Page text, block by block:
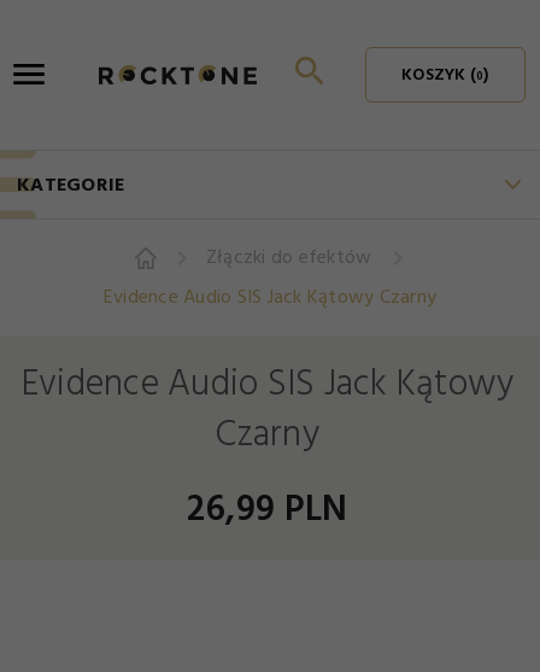
KOSZYK (0)
KATEGORIE
Złączki do efektów
Evidence Audio SIS Jack Kątowy Czarny
Evidence Audio SIS Jack Kątowy
Czarny
26,99 PLN